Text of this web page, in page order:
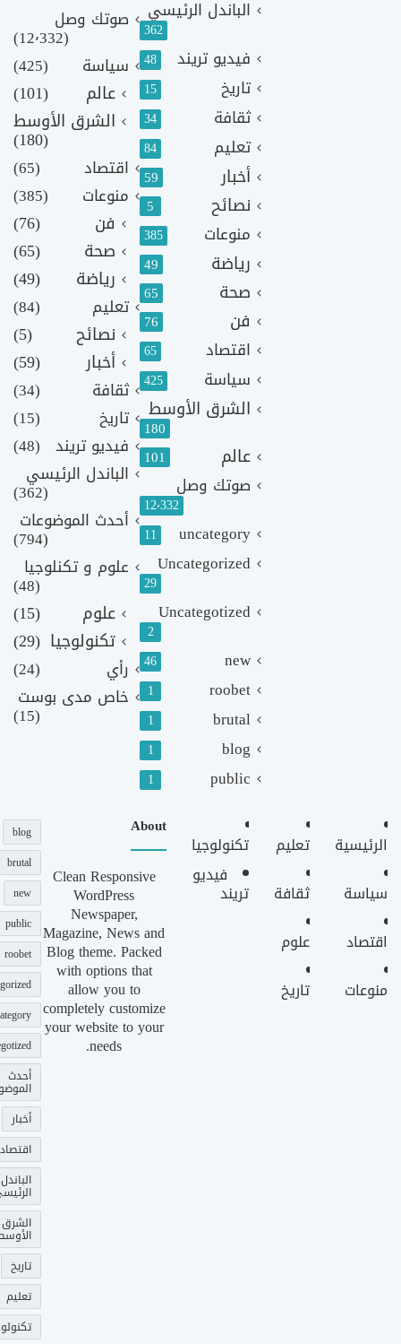
الباندل الرئيسي
362
فيديو تريند 48
تاريخ 15
ثقافة 34
تعليم 84
أخبار 59
نصائح 5
منوعات 385
رياضة 49
صحة 65
فن 76
اقتصاد 65
سياسة 425
الشرق الأوسط
180
عالم 101
صوتك وصل
12٬332
uncategory
11
Uncategorized
29
Uncategotized
2
new
46
roobet
1
brutal
1
blog
1
public
1
صوتك وصل
(12٬332)
سياسة
(425)
عالم
(101)
الشرق الأوسط
(180)
اقتصاد
(65)
منوعات
(385)
فن
(76)
صحة
(65)
رياضة
(49)
تعليم (84)
نصائح
(5)
أخبار
(59)
ثقافة
(34)
تاريخ
(15)
فيديو تريند (48)
الباندل الرئيسي
(362)
أحدث الموضوعات
(794)
علوم و تكنلوجيا
(48)
علوم
(15)
تكنولوجيا (29)
رأي
(24)
خاص مدى بوست
(15)
الرئيسية
سياسة
اقتصاد
منوعات
تعليم
ثقافة
علوم
تاريخ
تكنولوجيا
فيديو
تريند
About
Clean Responsive
WordPress
Newspaper,
Magazine, News and
Blog theme. Packed
with options that
allow you to
completely customize
your website to your
needs.
blog
brutal
new
public
roobet
أحدث
أخبار
اقتصاد
الباندل
الشرق
تاريخ
تعليم